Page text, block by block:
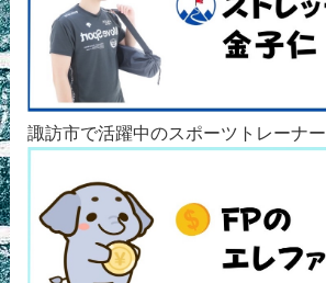
諏訪市で活躍中のスポーツトレーナー